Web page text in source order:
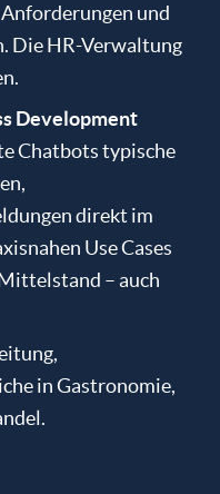
und
Die HR-Verwaltung
Development
Chatbots typische
direkt im
Use Cases
– auch
in Gastronomie,